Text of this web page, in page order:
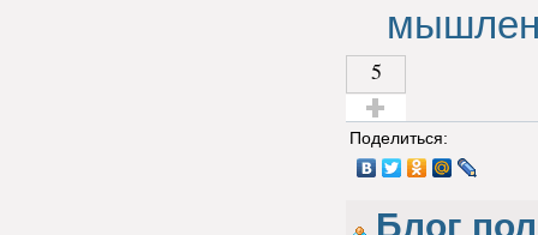
5
Голос за!
Поделиться:
Блог